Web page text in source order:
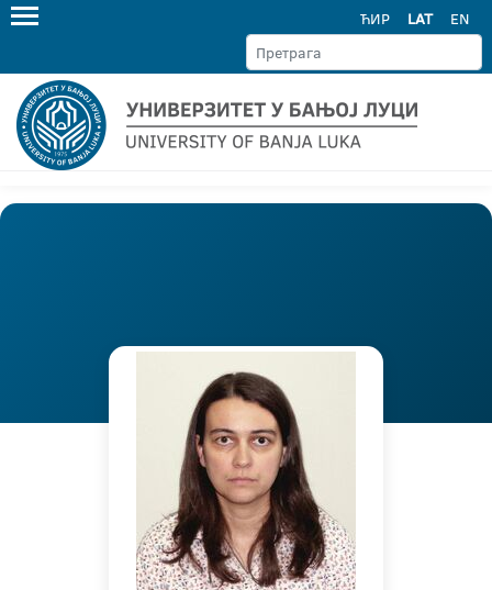
ЋИР LAT EN